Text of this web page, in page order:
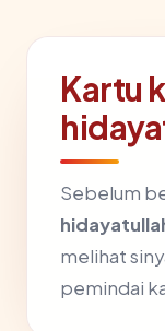
Kartu
Sebelum
melihat
pemindai